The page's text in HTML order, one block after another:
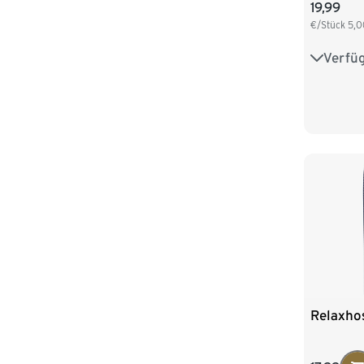
19,99
€/Stück
S/4